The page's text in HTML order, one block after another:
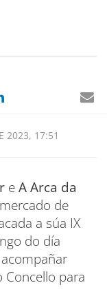
2023, 17:51
eAArca da
de
a súa IX
do día
Concello para